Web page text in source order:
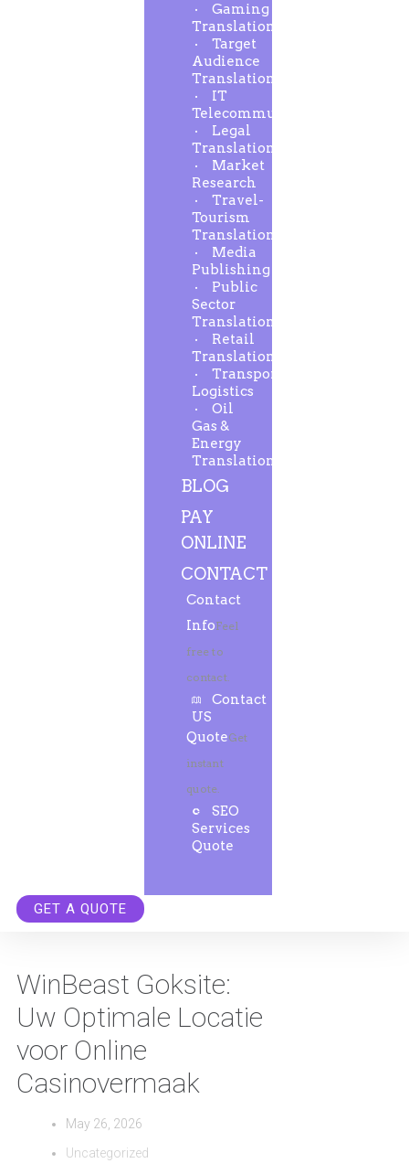
Gaming
Translation
Target
Audience
Translation
IT
Telecommunication
Legal
Translation
Market
Research
Travel-
Tourism
Translation
Media
Publishing
Public
Sector
Translation
Retail
Translation
Transport-
Logistics
Oil
Gas &
Energy
Translation
BLOG
PAY
ONLINE
CONTACT
Contact
InfoFeel
free to
contact.
Contact
US
QuoteGet
instant
quote.
SEO
Services
Quote
GET A QUOTE
WinBeast Goksite:
Uw Optimale Locatie
voor Online
Casinovermaak
May 26, 2026
Uncategorized